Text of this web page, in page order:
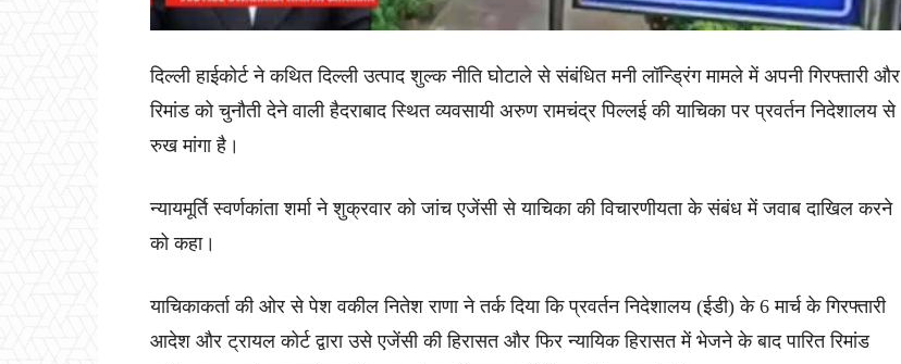
दिल्ली हाईकोर्ट ने कथित दिल्ली उत्पाद शुल्क नीति घोटाले से संबंधित मनी लॉन्ड्रिंग मामले में अपनी गिरफ्तारी और
रिमांड को चुनौती देने वाली हैदराबाद स्थित व्यवसायी अरुण रामचंद्र पिल्लई की याचिका पर प्रवर्तन निदेशालय से
रुख मांगा है।
न्यायमूर्ति स्वर्णकांता शर्मा ने शुक्रवार को जांच एजेंसी से याचिका की विचारणीयता के संबंध में जवाब दाखिल करने
को कहा।
याचिकाकर्ता की ओर से पेश वकील नितेश राणा ने तर्क दिया कि प्रवर्तन निदेशालय (ईडी) के 6 मार्च के गिरफ्तारी
आदेश और ट्रायल कोर्ट द्वारा उसे एजेंसी की हिरासत और फिर न्यायिक हिरासत में भेजने के बाद पारित रिमांड